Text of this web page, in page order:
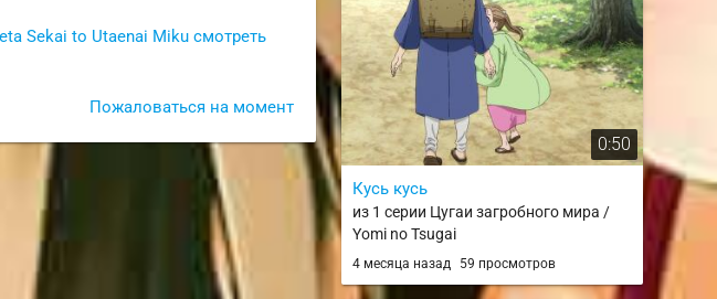
Sekai to Utaenai Miku смотреть
Пожаловаться на момент
0:50
Кусь кусь
из 1 серии Цугаи загробного мира /
Yomi no Tsugai
4 месяца назад 59 просмотров